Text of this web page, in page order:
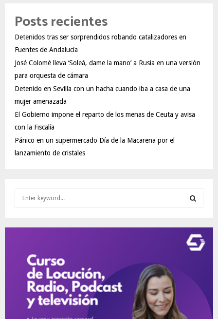
Posts recientes
Detenidos tras ser sorprendidos robando catalizadores en
Fuentes de Andalucía
José Colomé lleva ‘Soleá, dame la mano’ a Rusia en una versión
para orquesta de cámara
Detenido en Sevilla con un hacha cuando iba a casa de una
mujer amenazada
El Gobierno impone el reparto de los menas de Ceuta y avisa
con la Fiscalía
Pánico en un supermercado Día de la Macarena por el
lanzamiento de cristales
E